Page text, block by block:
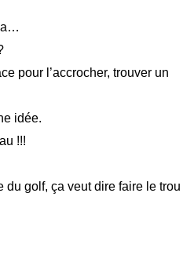
pour l’accrocher, trouver un
idée.
!!!
du golf, ça veut dire faire le trou